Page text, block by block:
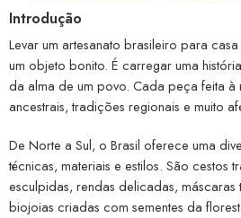
Introdução
Levar um artesanato brasileiro para
um objeto bonito. É carregar uma
da alma de um povo. Cada peça feita à
ancestrais, tradições regionais e muito
De Norte a Sul, o Brasil oferece uma
técnicas, materiais e estilos. São cestos
esculpidas, rendas delicadas, máscaras
biojoias criadas com sementes da